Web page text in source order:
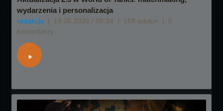
wydarzenia i personalizacja
redakcja | 19.06.2026 / 08:34 | 158 odsłon |
0
komentarzy